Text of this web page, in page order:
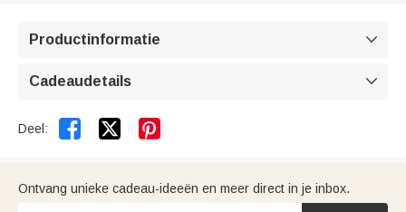
Productinformatie 
Cadeaudetails 
Deel:  
Ontvang unieke cadeau-ideeën en meer direct in je inbox.